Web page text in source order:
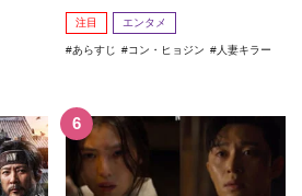
注目 エンタメ
あらすじ コン・ヒョジン 人妻キラー